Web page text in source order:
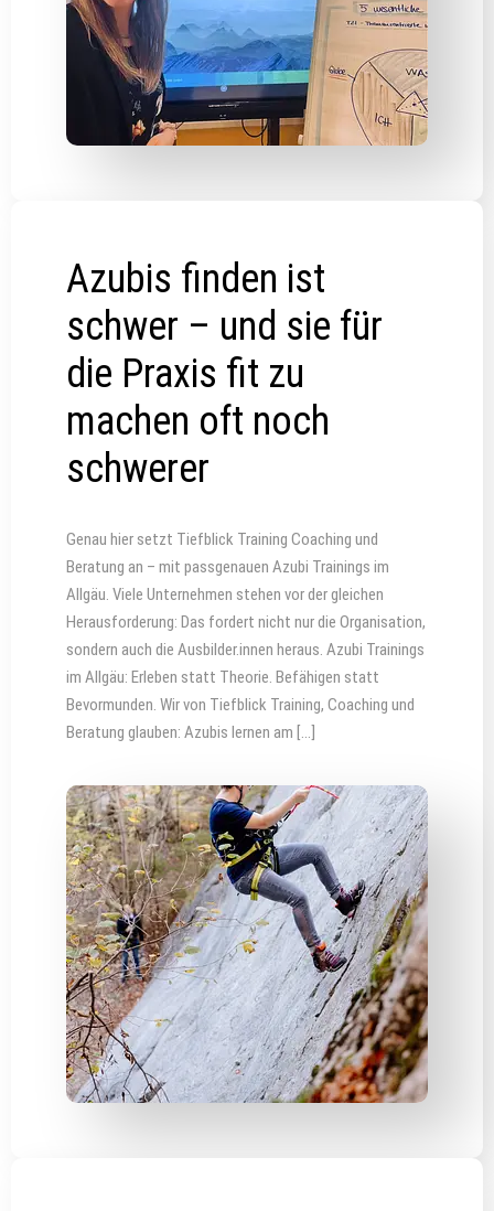
Azubis finden ist
schwer – und sie für
die Praxis fit zu
machen oft noch
schwerer
Genau hier setzt Tiefblick Training Coaching und
Beratung an – mit passgenauen Azubi Trainings im
Allgäu. Viele Unternehmen stehen vor der gleichen
Herausforderung: Das fordert nicht nur die Organisation,
sondern auch die Ausbilder.innen heraus. Azubi Trainings
im Allgäu: Erleben statt Theorie. Befähigen statt
Bevormunden. Wir von Tiefblick Training, Coaching und
Beratung glauben: Azubis lernen am […]